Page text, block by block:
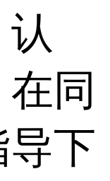
同
下